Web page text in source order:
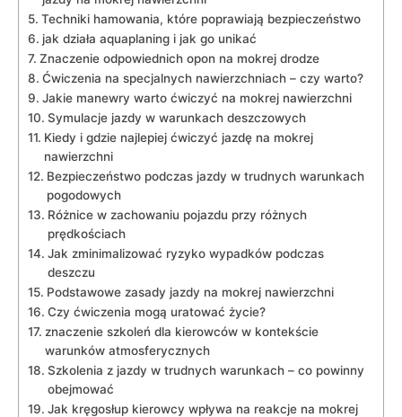
Techniki hamowania, które poprawiają bezpieczeństwo
jak działa aquaplaning i jak go unikać
Znaczenie odpowiednich opon na mokrej drodze
Ćwiczenia na specjalnych nawierzchniach – czy warto?
Jakie manewry warto ćwiczyć na mokrej nawierzchni
Symulacje jazdy w warunkach deszczowych
Kiedy i gdzie najlepiej ćwiczyć jazdę na mokrej
nawierzchni
Bezpieczeństwo podczas jazdy w trudnych warunkach
pogodowych
Różnice w zachowaniu pojazdu przy różnych
prędkościach
Jak zminimalizować ryzyko wypadków podczas
deszczu
Podstawowe zasady jazdy na mokrej nawierzchni
Czy ćwiczenia mogą uratować życie?
znaczenie szkoleń dla kierowców w kontekście
warunków atmosferycznych
Szkolenia z jazdy w trudnych warunkach – co powinny
obejmować
Jak kręgosłup kierowcy wpływa na reakcje na mokrej